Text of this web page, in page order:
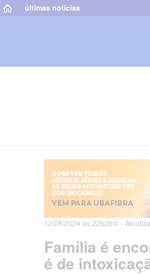
últimas notícias
12/08/2024 às 22h26m -
Família é
é de